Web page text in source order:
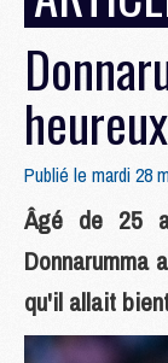
Publié le mardi 28
Âgé de 25
Donnarumma
qu'il allait